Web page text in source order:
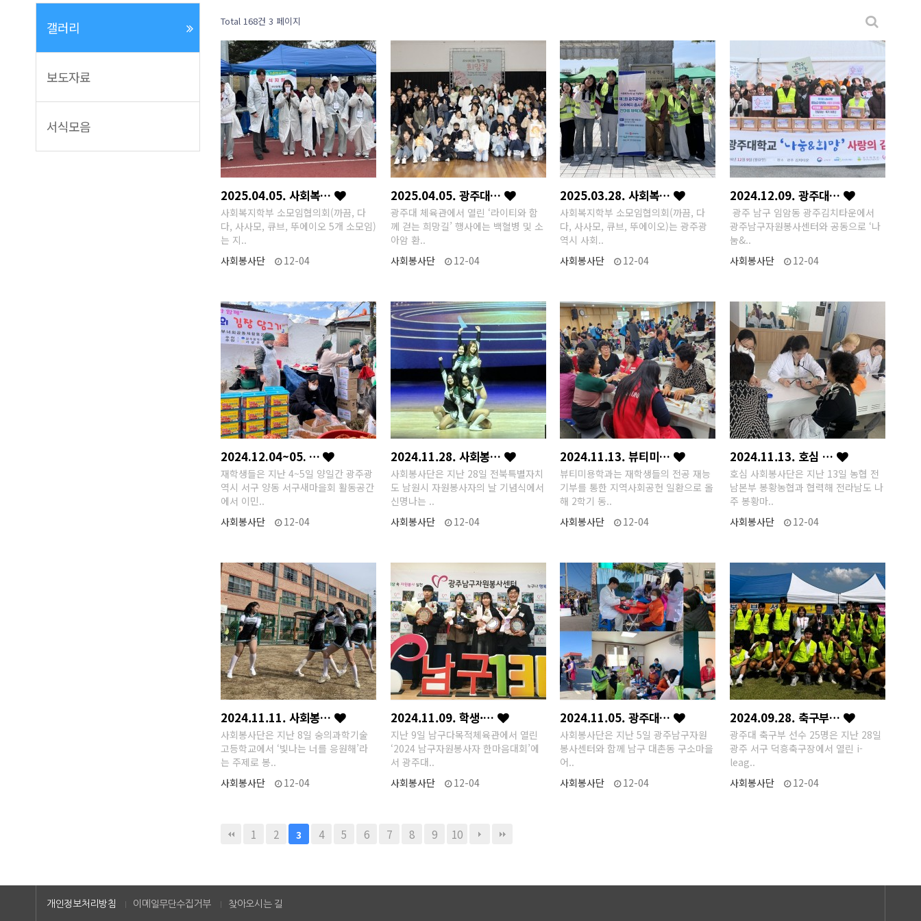
갤러리
보도자료
서식모음
Total 168건 3 페이지
2025.04.05. 사회복…
사회복지학부 소모임협의회(까끔, 다
다, 사사모, 큐브, 뚜에이오 5개 소모임)
는 지..
사회봉사단
12-04
2025.04.05. 광주대…
광주대 체육관에서 열린 ‘라이티와 함
께 걷는 희망길’ 행사에는 백혈병 및 소
아암 환..
사회봉사단
12-04
2025.03.28. 사회복…
사회복지학부 소모임협의회(까끔, 다
다, 사사모, 큐브, 뚜에이오)는 광주광
역시 사회..
사회봉사단
12-04
2024.12.09. 광주대…
광주 남구 임암동 광주김치타운에서
광주남구자원봉사센터와 공동으로 ‘나
눔&..
사회봉사단
12-04
2024.12.04~05. …
재학생들은 지난 4~5일 양일간 광주광
역시 서구 양동 서구새마을회 활동공간
에서 이민..
사회봉사단
12-04
2024.11.28. 사회봉…
사회봉사단은 지난 28일 전북특별자치
도 남원시 자원봉사자의 날 기념식에서
신명나는 ..
사회봉사단
12-04
2024.11.13. 뷰티미…
뷰티미용학과는 재학생들의 전공 재능
기부를 통한 지역사회공헌 일환으로 올
해 2학기 동..
사회봉사단
12-04
2024.11.13. 호심 …
호심 사회봉사단은 지난 13일 농협 전
남본부 봉황농협과 협력해 전라남도 나
주 봉황마..
사회봉사단
12-04
2024.11.11. 사회봉…
사회봉사단은 지난 8일 숭의과학기술
고등학교에서 ‘빛나는 너를 응원해’라
는 주제로 봉..
사회봉사단
12-04
2024.11.09. 학생·…
지난 9일 남구다목적체육관에서 열린
‘2024 남구자원봉사자 한마음대회’에
서 광주대..
사회봉사단
12-04
2024.11.05. 광주대…
사회봉사단은 지난 5일 광주남구자원
봉사센터와 함께 남구 대촌동 구소마을
어..
사회봉사단
12-04
2024.09.28. 축구부…
광주대 축구부 선수 25명은 지난 28일
광주 서구 덕흥축구장에서 열린 i-
leag..
사회봉사단
12-04
1 2 3 4 5 6 7 8 9 10
개인정보처리방침 이메일무단수집거부 찾아오시는 길